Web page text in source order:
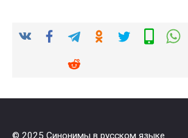
© 2025 Синонимы в русском языке